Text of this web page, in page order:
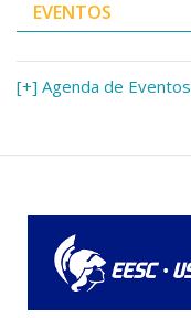
EVENTOS
[+] Agenda de Eventos